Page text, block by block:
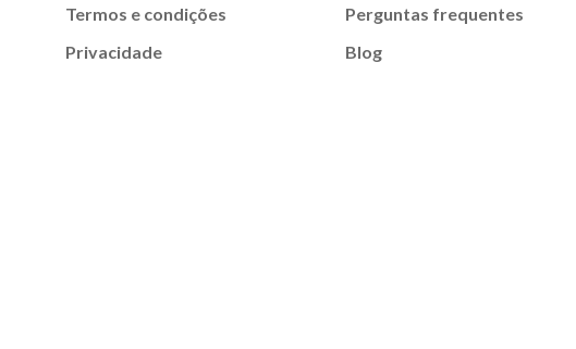
Termos e condições
Privacidade
Perguntas frequentes
Blog